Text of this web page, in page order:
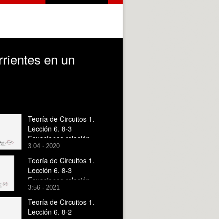
en un
Teoría de Circuitos 1.
Lección 6. 8-3
Ecuaciones relación
corrientes en un
transformador ideal
3:04 · 2020
Teoría de Circuitos 1.
Lección 6. 8-3
Ecuaciones relación
corrientes en un
transformador ideal
3:56 · 2021
Teoría de Circuitos 1.
Lección 6. 8-2